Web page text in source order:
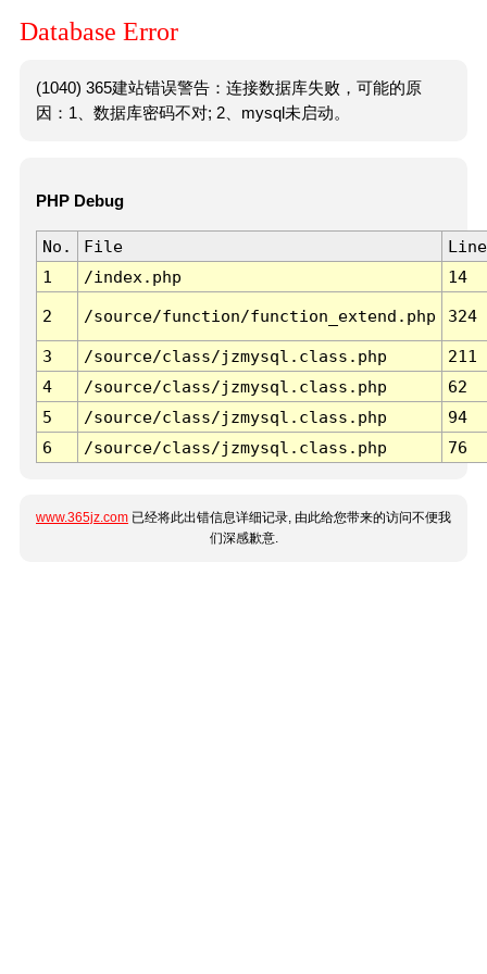
Database Error
(1040) 365建站错误警告：连接数据库失败，可能的原
因：1、数据库密码不对; 2、mysql未启动。
PHP Debug
No. File
Line
1
/index.php 14
2 /source/function/function_extend.php 324
3 /source/class/jzmysql.class.php
211
4
/source/class/jzmysql.class.php
62
5
/source/class/jzmysql.class.php
94
6
/source/class/jzmysql.class.php 76
www.365jz.com 已经将此出错信息详细记录, 由此给您带来的访问不便我
们深感歉意.